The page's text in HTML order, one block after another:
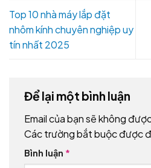
Top 10 nhà máy lắp đặt
nhôm kính chuyên nghiệp uy
tín nhất 2025
Để lại một bình luận
Email của bạn sẽ không
Các trường bắt buộc được
Bình luận *